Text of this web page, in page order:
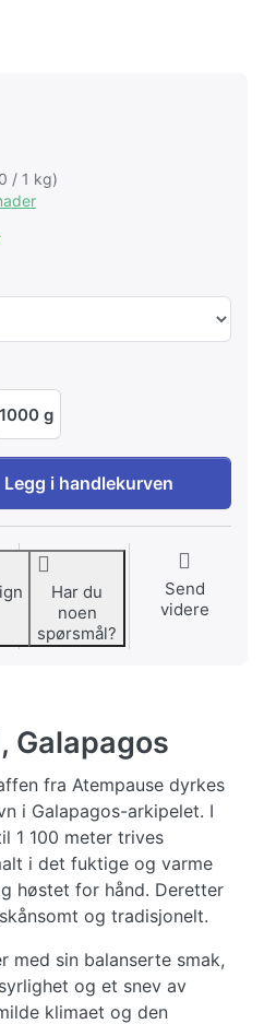
/ 1 kg)
1000 g
San Cristóbal, Galápagos til
Legg i handlekurven
Har du
noen
spørsmål?
Send
videre
Galapagos
fra Atempause dyrkes
i Galapagos-arkipelet. I
1 100 meter trives
i det fuktige og varme
høstet for hånd. Deretter
og tradisjonelt.
med sin balanserte smak,
og et snev av
klimaet og den